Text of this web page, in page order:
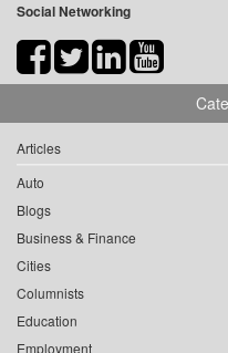
Social Networking
Articles
Auto
Blogs
Business & Finance
Cities
Columnists
Education
Employment